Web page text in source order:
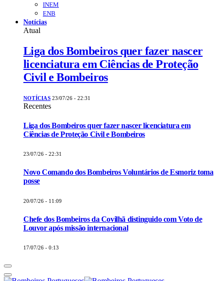
INEM
ENB
Notícias
Atual
Liga dos Bombeiros quer fazer nascer
licenciatura em Ciências de Proteção
Civil e Bombeiros
NOTÍCIAS 23/07/26 - 22:31
Recentes
Liga dos Bombeiros quer fazer nascer licenciatura em
Ciências de Proteção Civil e Bombeiros
23/07/26 - 22:31
Novo Comando dos Bombeiros Voluntários de Esmoriz toma
posse
20/07/26 - 11:09
Chefe dos Bombeiros da Covilhã distinguido com Voto de
Louvor após missão internacional
17/07/26 - 0:13